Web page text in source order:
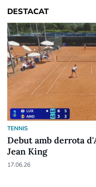
DESTACAT
TENNIS
Debut amb derrota
Jean King
17.06.26